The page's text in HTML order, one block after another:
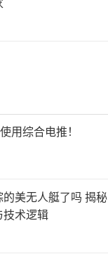
用综合电推！
美无人艇了吗 揭秘
术逻辑